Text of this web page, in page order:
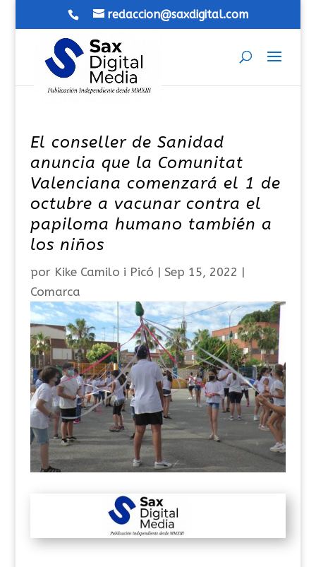
redaccion@saxdigital.com
El conseller de Sanidad
anuncia que la Comunitat
Valenciana comenzará el 1 de
octubre a vacunar contra el
papiloma humano también a
los niños
por Kike Camilo i Picó | Sep 15, 2022 |
Comarca